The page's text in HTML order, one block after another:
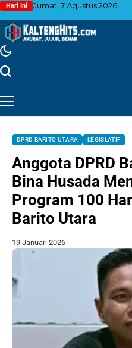
Hari Ini Jumat, 7 Agustus 2026
DPRD BARITO UTARA LEGISLATIF
Anggota DPRD
Bina Husada
Program 100
Barito Utara
19 Januari 2026